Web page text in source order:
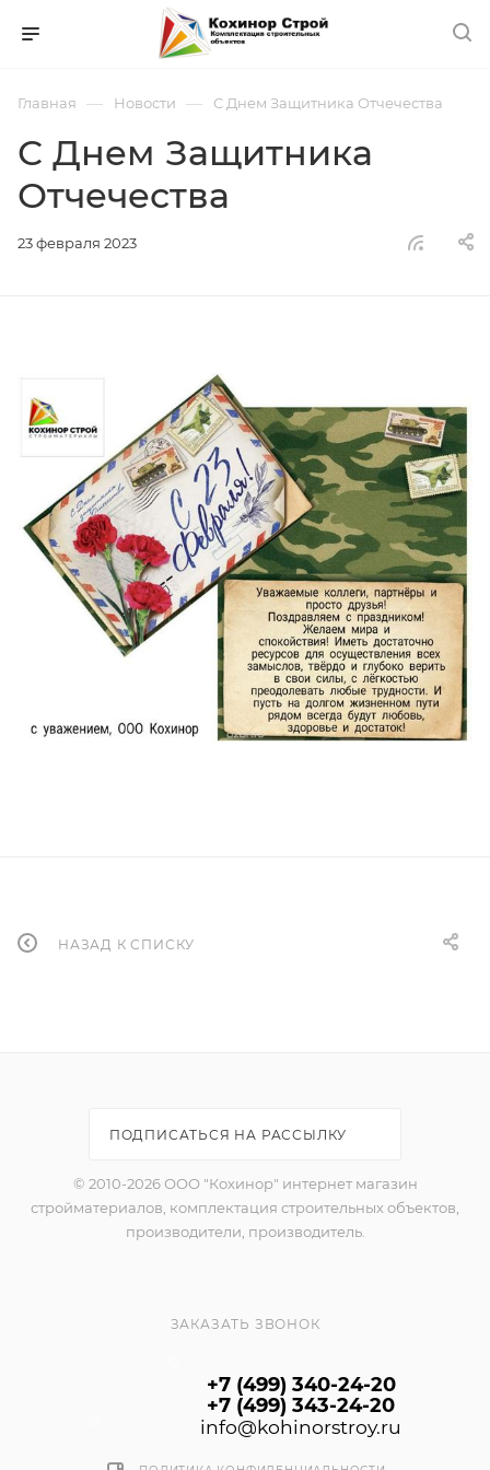
Главная — Новости — С Днем Защитника Отчечества
С Днем Защитника
Отчечества
23 февраля 2023
НАЗАД К СПИСКУ
ПОДПИСАТЬСЯ НА РАССЫЛКУ
© 2010-2026 ООО "Кохинор" интернет магазин
стройматериалов, комплектация строительных объектов,
производители, производитель.
ЗАКАЗАТЬ ЗВОНОК
+7 (499) 340-24-20
+7 (499) 343-24-20
info@kohinorstroy.ru